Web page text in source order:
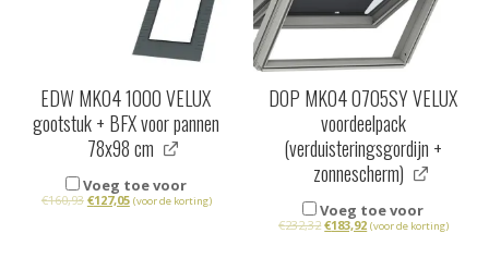
EDW MK04 1000 VELUX
gootstuk + BFX voor pannen
78x98 cm
Voeg toe voor
€160,93 €127,05 (voor de korting)
DOP MK04 0705SY VELUX
voordeelpack
(verduisteringsgordijn +
zonnescherm)
Voeg toe voor
€232,32 €183,92 (voor de korting)